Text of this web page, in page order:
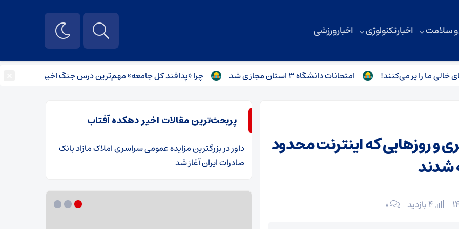
و سلامت اخبار تکنولوژی اخبار ورزشی
پر می‌کنند! امتحانات دانشگاه‌ ۳ استان مجازی شد چرا «پدافند کل جامعه» مهم‌ترین درس جنگ اخیر است؟
و روزهایی که اینترنت محدود
شدند
۰
پربحث‌ترین مقالات اخیر دهکده آفتاب
داوردر​بزرگترین مزایده عمومی سراسری املاک مازاد بانک
صادرات ایران آغاز شد